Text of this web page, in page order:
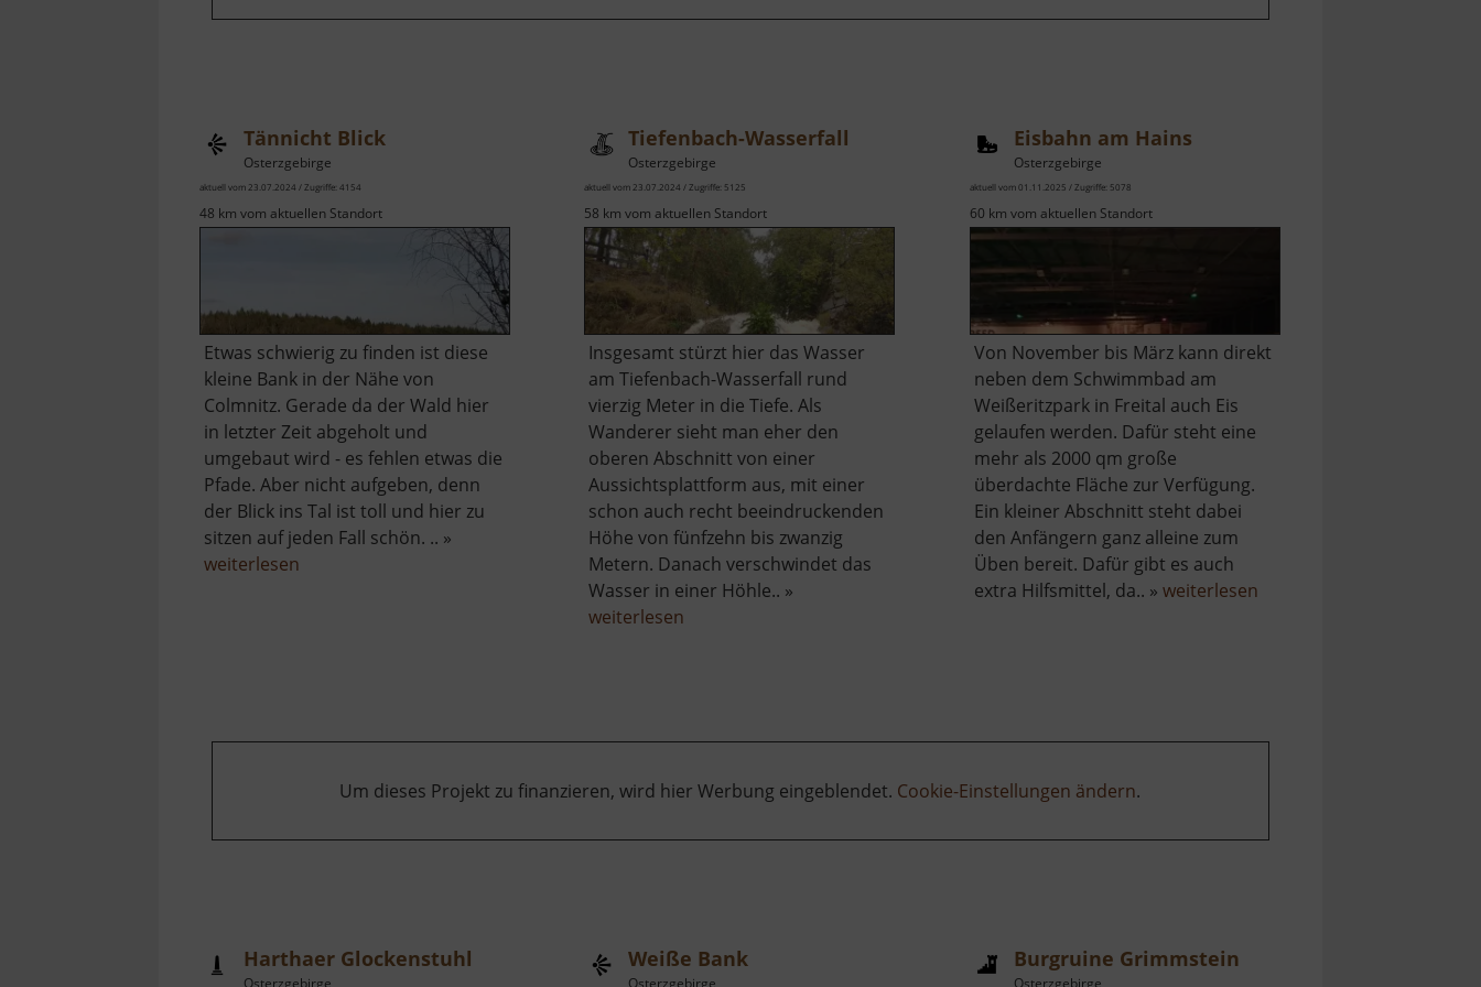
Tännicht Blick
Osterzgebirge
aktuell vom 23.07.2024 / Zugriffe: 4154
48 km vom aktuellen Standort
Etwas schwierig zu finden ist diese
kleine Bank in der Nähe von
Colmnitz. Gerade da der Wald hier
in letzter Zeit abgeholt und
umgebaut wird - es fehlen etwas die
Pfade. Aber nicht aufgeben, denn
der Blick ins Tal ist toll und hier zu
sitzen auf jeden Fall schön. .. »
weiterlesen
Tiefenbach-Wasserfall
Osterzgebirge
aktuell vom 23.07.2024 / Zugriffe: 5125
58 km vom aktuellen Standort
Insgesamt stürzt hier das Wasser
am Tiefenbach-Wasserfall rund
vierzig Meter in die Tiefe. Als
Wanderer sieht man eher den
oberen Abschnitt von einer
Aussichtsplattform aus, mit einer
schon auch recht beeindruckenden
Höhe von fünfzehn bis zwanzig
Metern. Danach verschwindet das
Wasser in einer Höhle.. »
weiterlesen
Eisbahn am Hains
Osterzgebirge
aktuell vom 01.11.2025 / Zugriffe: 5078
60 km vom aktuellen Standort
Von November bis März kann direkt
neben dem Schwimmbad am
Weißeritzpark in Freital auch Eis
gelaufen werden. Dafür steht eine
mehr als 2000 qm große
überdachte Fläche zur Verfügung.
Ein kleiner Abschnitt steht dabei
den Anfängern ganz alleine zum
Üben bereit. Dafür gibt es auch
extra Hilfsmittel, da.. » weiterlesenüber
Um dieses Projekt zu finanzieren, wird hier Werbung eingeblendet. Cookie-Einstellungen ändern.
Harthaer Glockenstuhl
Osterzgebirge
Weiße Bank
Osterzgebirge
Burgruine Grimmstein
Osterzgebirge